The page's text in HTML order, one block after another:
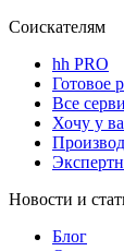
Соискателям
hh PRO
Готовое
Все
Хочу у
Новости и
Блог